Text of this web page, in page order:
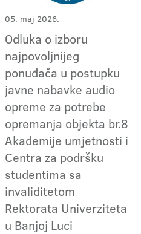
05. maj 2026.
Odluka o izboru
najpovoljnijeg
ponuđača u postupku
javne nabavke audio
opreme za potrebe
opremanja objekta br.8
Akademije umjetnosti i
Centra za podršku
studentima sa
invaliditetom
Rektorata Univerziteta
u Banjoj Luci